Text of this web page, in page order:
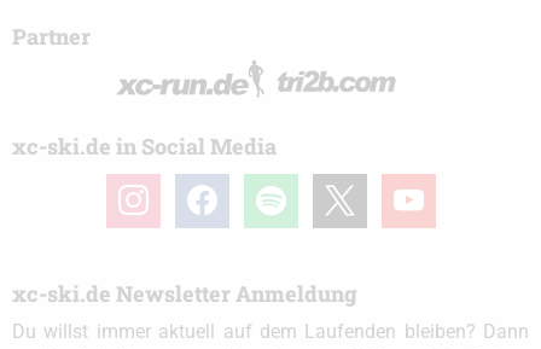
Partner
xc-ski.de in Social Media
instagramfacebook spotify youtube
xc-ski.de Newsletter Anmeldung
Du willst immer aktuell auf dem Laufenden bleiben? Dann